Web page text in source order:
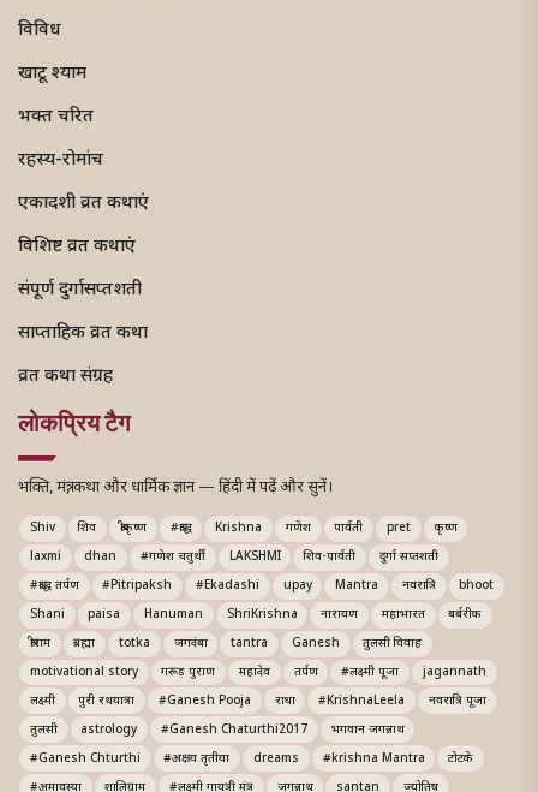
विविध
खाटू श्याम
भक्त चरित
रहस्य-रोमांच
एकादशी व्रत कथाएं
विशिष्ट व्रत कथाएं
संपूर्ण दुर्गासप्तशती
साप्ताहिक व्रत कथा
व्रत कथा संग्रह
लोकप्रिय टैग
भक्ति, मंत्र, कथा और धार्मिक ज्ञान — हिंदी में पढ़ें और सुनें।
Shiv शिव श्रीकृष्ण #श्राद्ध Krishna गणेश पार्वती pret
कृष्ण
laxmi
dhan #गणेश चतुर्थी LAKSHMI शिव-पार्वती
दुर्गा सप्तशती
#श्राद्ध तर्पण
#Pitripaksh #Ekadashi upay Mantra नवरात्रि
bhoot
Shani
paisa Hanuman ShriKrishna नारायण महाभारत
बर्बरीक
श्रीराम
ब्रह्मा totka जगदंबा tantra Ganesh
तुलसी विवाह
motivational story
गरूड़ पुराण महादेव तर्पण #लक्ष्मी पूजा
jagannath
लक्ष्मी
पुरी रथयात्रा #Ganesh Pooja राधा #KrishnaLeela
नवरात्रि पूजा
तुलसी
astrology #Ganesh Chaturthi2017
भगवान जगन्नाथ
#Ganesh Chturthi
#अक्षय तृतीया dreams #krishna Mantra
टोटके
#अमावस्या
शालिग्राम #लक्ष्मी गायत्री मंत्र जगन्नाथ santan ज्योतिष